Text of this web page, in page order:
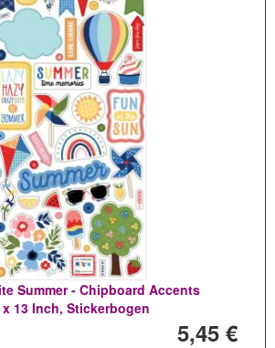
Summer - Chipboard Accents
x 13 Inch, Stickerbogen
5,45 €